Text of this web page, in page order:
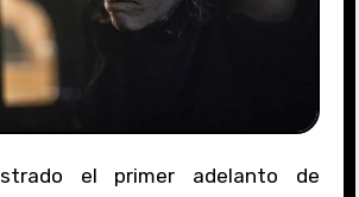
el primer adelanto de